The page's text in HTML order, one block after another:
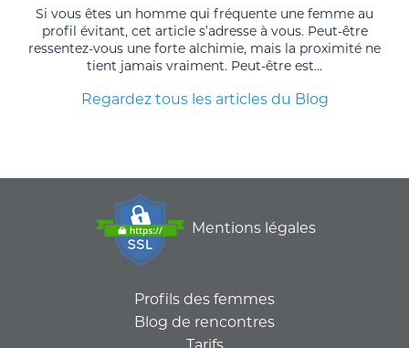
Si vous êtes un homme qui fréquente une femme au
profil évitant, cet article s’adresse à vous. Peut-être
ressentez-vous une forte alchimie, mais la proximité ne
tient jamais vraiment. Peut-être est...
Regardez tous les articles du Blog
Mentions légales
Profils des femmes
Blog de rencontres